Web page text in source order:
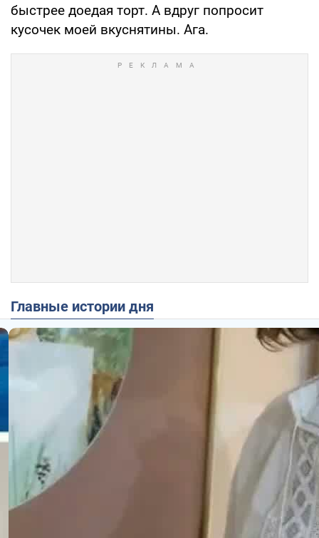
быстрее доедая торт. А вдруг попросит
кусочек моей вкуснятины. Ага.
Главные истории дня